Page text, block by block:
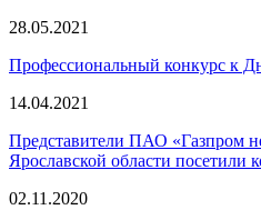
28.05.2021
Профессиональный конкурс к
14.04.2021
Представители ПАО «Газпром
Ярославской области
02.11.2020